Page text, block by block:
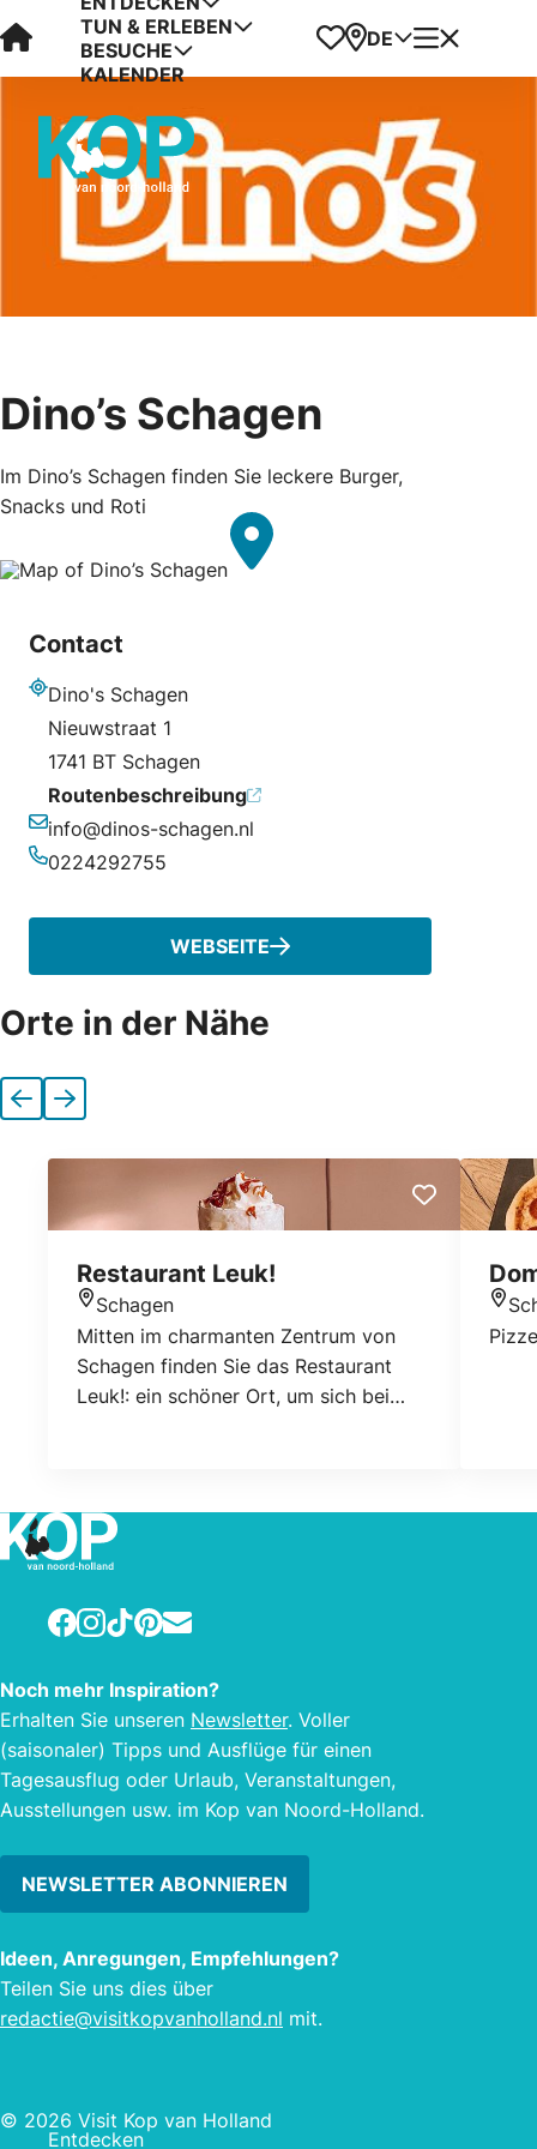
Visit Kop van Holland
TUN & ERLEBEN
BESUCHE
KALENDER
Favoriten
Karte
DE Menü
Dino’s Schagen
Im Dino’s Schagen finden Sie leckere Burger,
Snacks und Roti
Contact
Dino's Schagen
Nieuwstraat 1
1741 BT Schagen
Routenbeschreibung
E-Mail-Adresse
info@dinos-schagen.nl
0224292755
WEBSEITE
Orte in der Nähe
VorherigeNächste
Restaurant Leuk!
Standort
Schagen
Mitten im charmanten Zentrum von
Schagen finden Sie das Restaurant
Leuk!: ein schöner Ort, um sich bei
köstlichen Abendessen niederzulassen.
Facebook
Instagram
TikTokPinterest
E-mail
Noch mehr Inspiration?
Erhalten Sie unseren Newsletter. Voller
(saisonaler) Tipps und Ausflüge für einen
Tagesausflug oder Urlaub, Veranstaltungen,
Ausstellungen usw. im Kop van Noord-Holland.
NEWSLETTER ABONNIEREN
Ideen, Anregungen, Empfehlungen?
Teilen Sie uns dies über
redactie@visitkopvanholland.nl mit.
© 2026 Visit Kop van Holland
Entdecken